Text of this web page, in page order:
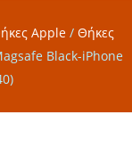
Apple / Θήκες
Black-iPhone